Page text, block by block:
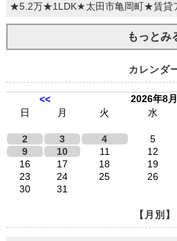
★5.2万★1LDK★太田市亀岡町★賃貸
もっとみ
カレンダ
<<
2026年8月
日
月 火 水
2
3 4 5
9
10 11 12
16
17 18 19
23
24 25 26
30
31
【月別】